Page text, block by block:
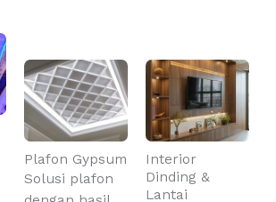
Plafon Gypsum
Solusi plafon
Interior
Dinding &
Lantai